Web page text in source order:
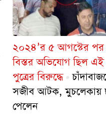
২০২৪’র ৫ আগস্টের পর
বিস্তর অভিযোগ ছিল
পুত্রের বিরুদ্ধে
সজীব আটক, মুচলেকায়
পেলেন